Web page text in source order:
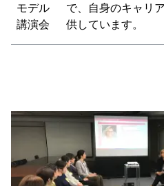
モデル
講演会
で、自身のキャリ
供しています。